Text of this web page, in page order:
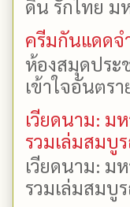
ดิน รักไทย ม
ครีมกันแดดจ
ห้องสมุดประ
เข้าใจอันตร
เวียดนาม: ม
รวมเล่มสมบู
เวียดนาม: ม
รวมเล่มสมบู